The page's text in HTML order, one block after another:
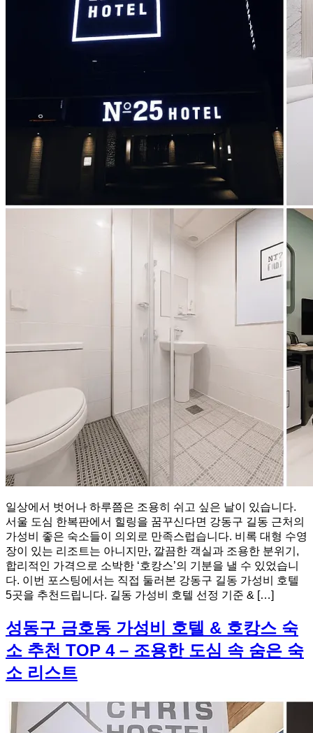
일상에서 벗어나 하루쯤은 조용히 쉬고 싶은 날이 있습니다.
서울 도심 한복판에서 힐링을 꿈꾸신다면 강동구 길동 근처의
가성비 좋은 숙소들이 의외로 만족스럽습니다. 비록 대형 수영
장이 있는 리조트는 아니지만, 깔끔한 객실과 조용한 분위기,
합리적인 가격으로 소박한 ‘호캉스’의 기분을 낼 수 있었습니
다. 이번 포스팅에서는 직접 둘러본 강동구 길동 가성비 호텔
5곳을 추천드립니다. 길동 가성비 호텔 선정 기준 & […]
성동구 금호동 가성비 호텔 & 호캉스 숙
소 추천 TOP 4 – 조용한 도심 속 숨은 숙
소 리스트